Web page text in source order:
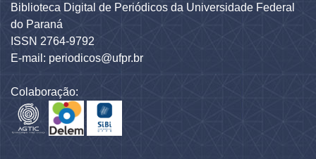
Biblioteca Digital de Periódicos da Universidade Federal
do Paraná
ISSN 2764-9792
E-mail: periodicos@ufpr.br
Colaboração: